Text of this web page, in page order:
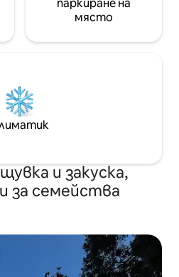
място
и закуска,
за семейства
гостите